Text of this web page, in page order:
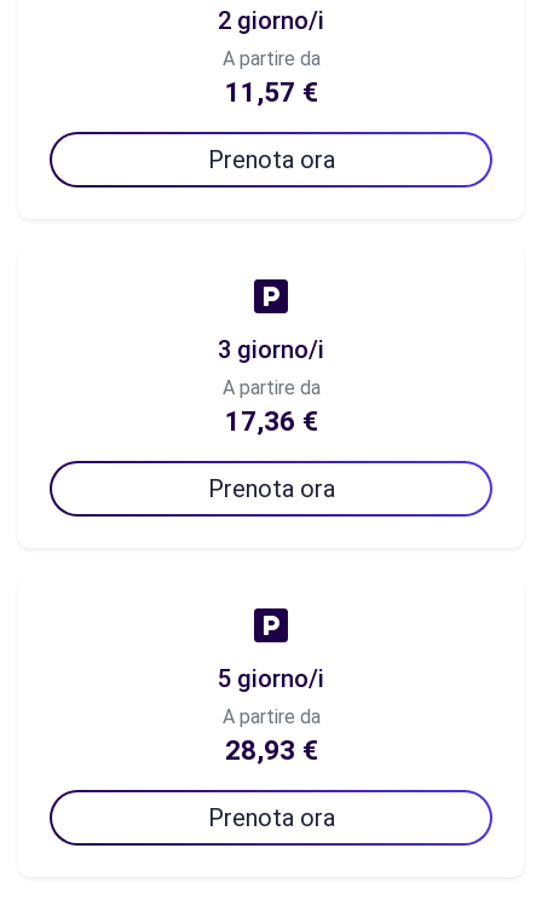
2 giorno/i
A partire da
11,57 €
Prenota ora
3 giorno/i
A partire da
17,36 €
Prenota ora
5 giorno/i
A partire da
28,93 €
Prenota ora